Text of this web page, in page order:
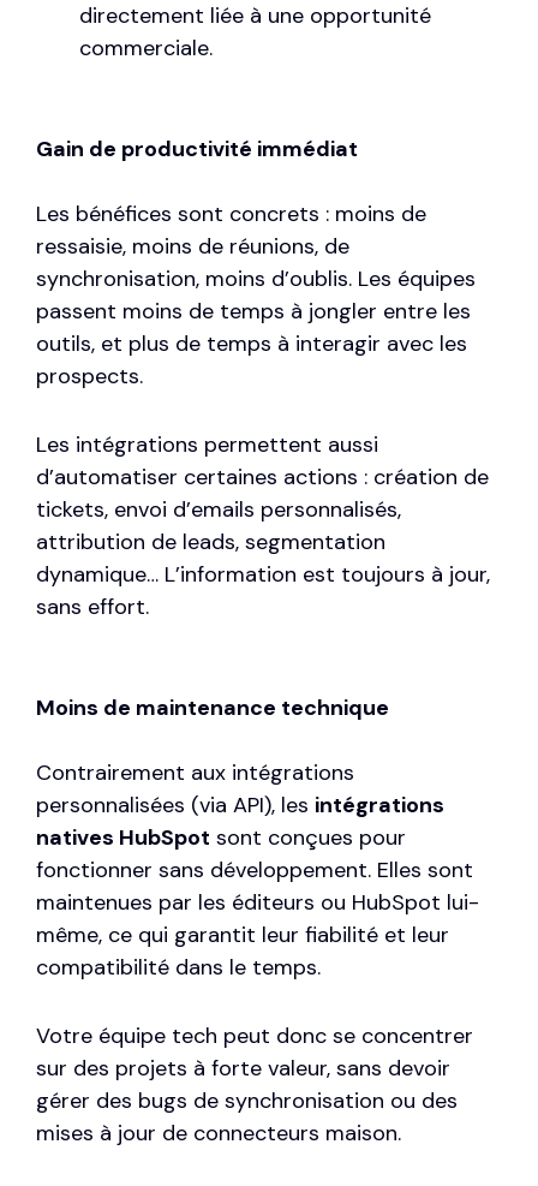
directement liée à une opportunité
commerciale.
Gain de productivité immédiat
Les bénéfices sont concrets : moins de
ressaisie, moins de réunions, de
synchronisation, moins d’oublis. Les équipes
passent moins de temps à jongler entre les
outils, et plus de temps à interagir avec les
prospects.
Les intégrations permettent aussi
d’automatiser certaines actions : création de
tickets, envoi d’emails personnalisés,
attribution de leads, segmentation
dynamique… L’information est toujours à jour,
sans effort.
Moins de maintenance technique
Contrairement aux intégrations
personnalisées (via API), les intégrations
natives HubSpot sont conçues pour
fonctionner sans développement. Elles sont
maintenues par les éditeurs ou HubSpot lui-
même, ce qui garantit leur fiabilité et leur
compatibilité dans le temps.
Votre équipe tech peut donc se concentrer
sur des projets à forte valeur, sans devoir
gérer des bugs de synchronisation ou des
mises à jour de connecteurs maison.